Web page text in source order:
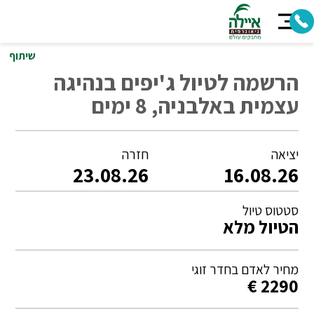
שיתוף
הרשמה לטיול ג'יפים בנהיגה
עצמית באלבניה, 8 ימים
יציאה
16.08.26
חזרה
23.08.26
סטטוס טיול
הטיול מלא
מחיר לאדם בחדר זוגי
2290 €